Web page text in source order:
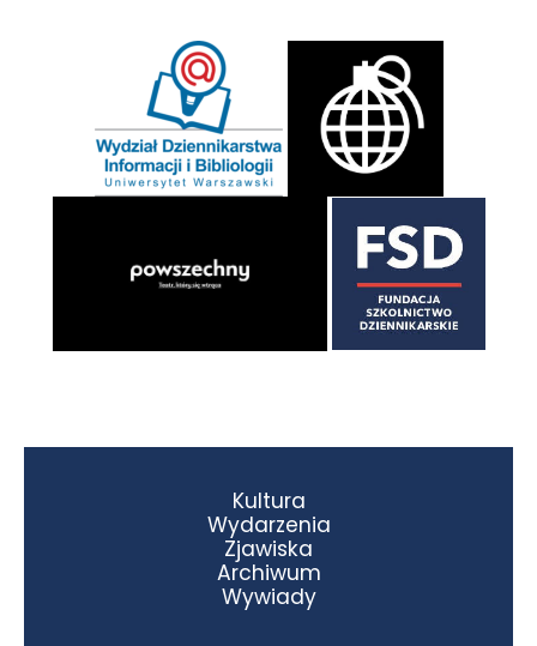
Kultura
Wydarzenia
Zjawiska
Archiwum
Wywiady